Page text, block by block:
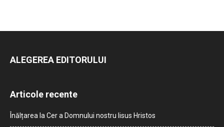
ALEGEREA EDITORULUI
Articole recente
Înălțarea la Cer a Domnului nostru Iisus Hristos